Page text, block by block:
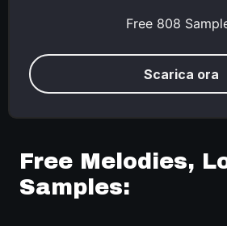
Free 808
Scarica ora
Free Melodies,
Samples: